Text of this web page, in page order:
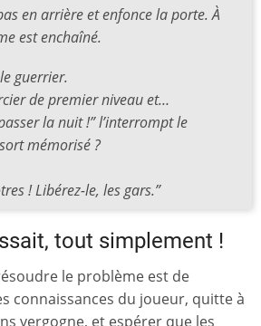
en arrière et enfonce la porte. À
est enchaîné.
guerrier.
de premier niveau et…
la nuit !” l’interrompt le
mémorisé ?
! Libérez-le, les gars.”
tout simplement !
le problème est de
connaissances du joueur, quitte à
vergogne, et espérer que les